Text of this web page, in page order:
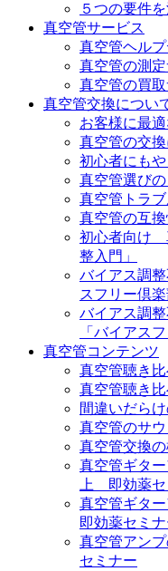
５つの要件
真空管サービス
真空管ヘル
真空管の測
真空管の買
真空管交換につい
お客様に最
真空管の交
初心者にも
真空管選び
真空管トラブ
真空管の互
初心者向け
整入門」
バイアス調
スフリー倶
バイアス調
「バイアス
真空管コンテンツ
真空管聴き
真空管聴き
間違いだら
真空管のサ
真空管交換
真空管ギター
上 即効薬セ
真空管ギタ
即効薬セミ
真空管アン
セミナー